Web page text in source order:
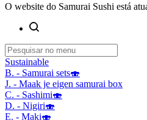
O website do Samurai Sushi está
Sustainable
B. - Samurai sets🍣
J. - Maak je eigen samurai box
C. - Sashimi🍣
D. - Nigiri🍣
E. - Maki🍣